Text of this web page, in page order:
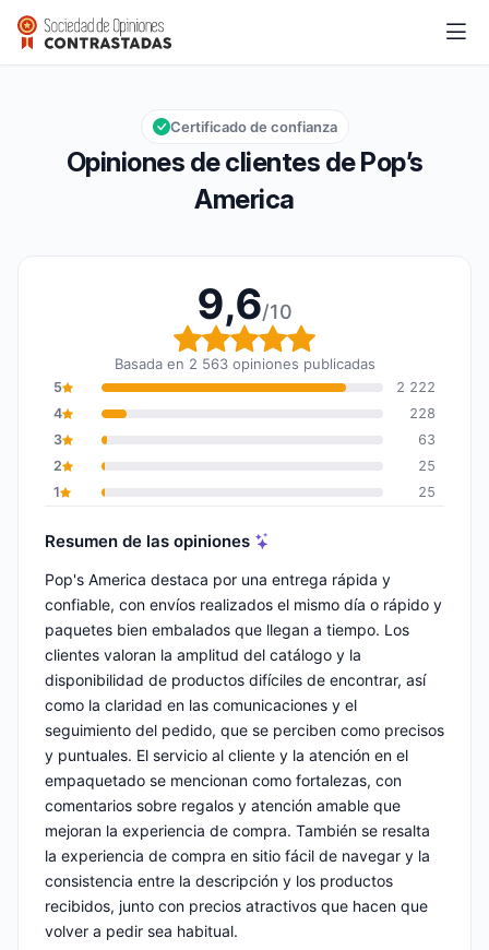
Pop’s America
Calificación global: 9,6 de 10
9,6/10
Opiniones de clientes de Pop’s
America
Certificado de confianza
9,6/10
Calificación global: 9,6
Basada en 2 563 opiniones publicadas
5
2 222
4
228
3
63
2
25
1
25
Resumen de las opiniones
Pop's America destaca por una entrega rápida y
confiable, con envíos realizados el mismo día o rápido y
paquetes bien embalados que llegan a tiempo. Los
clientes valoran la amplitud del catálogo y la
disponibilidad de productos difíciles de encontrar, así
como la claridad en las comunicaciones y el
seguimiento del pedido, que se perciben como precisos
y puntuales. El servicio al cliente y la atención en el
empaquetado se mencionan como fortalezas, con
comentarios sobre regalos y atención amable que
mejoran la experiencia de compra. También se resalta
la experiencia de compra en sitio fácil de navegar y la
consistencia entre la descripción y los productos
recibidos, junto con precios atractivos que hacen que
volver a pedir sea habitual.